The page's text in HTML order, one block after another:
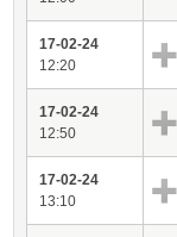
17-02-24
12:20
17-02-24
12:50
17-02-24
13:10